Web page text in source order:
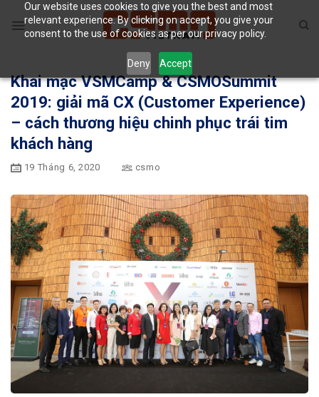
Our website uses cookies to give you the best and most
relevant experience. By clicking on accept, you give your
consent to the use of cookies as per our privacy policy.
Deny Accept
Khai mạc VSMCamp & CSMOSummit
2019: giải mã CX (Customer Experience)
– cách thương hiệu chinh phục trái tim
khách hàng
19 Tháng 6, 2020 csmo